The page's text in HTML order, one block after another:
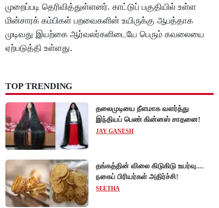
முறைப்படி தெரிவித்துள்ளனர். காட்டுப் பகுதியில் உள்ள
மின்சாரக் கம்பிகள் பறவைகளின் உயிருக்கு ஆபத்தாக
முடிவது இயற்கை ஆர்வலர்களிடையே பெரும் கவலையை
ஏற்படுத்தி உள்ளது.
TOP TRENDING
தலைமுடியை நீளமாக வளர்த்து
இந்தியப் பெண் கின்னஸ் சாதனை!
JAY GANESH
தங்கத்தின் விலை கிடுகிடு உயர்வு....
நகைப் பிரியர்கள் அதிர்ச்சி!
SEETHA